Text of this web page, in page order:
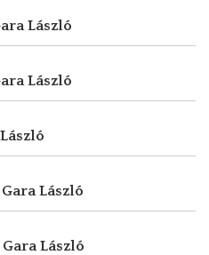
László
László
Gara László
Gara László